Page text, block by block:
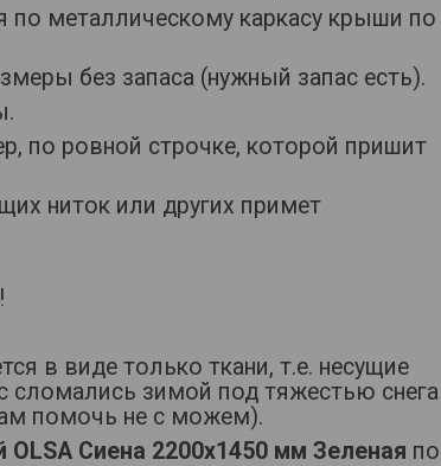
металлическому каркасу крыши по
без запаса (нужный запас есть).
по ровной строчке, которой пришит
ниток или других примет
в виде только ткани, т.е. несущие
сломались зимой под тяжестью снега
помочь не с можем).
OLSA Сиена 2200х1450 мм Зеленая по